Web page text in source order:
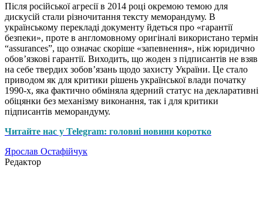
Після російської агресії в 2014 році окремою темою для
дискусій стали різночитання тексту меморандуму. В
українському перекладі документу йдеться про «гарантії
безпеки», проте в англомовному оригіналі використано термін
“assurances”, що означає скоріше «запевнення», ніж юридично
обов’язкові гарантії. Виходить, що жоден з підписантів не взяв
на себе твердих зобов’язань щодо захисту України. Це стало
приводом як для критики рішень української влади початку
1990-х, яка фактично обміняла ядерний статус на декларативні
обіцянки без механізму виконання, так і для критики
підписантів меморандуму.
Читайте нас у Telegram: головні новини коротко
Ярослав Остафійчук
Редактор